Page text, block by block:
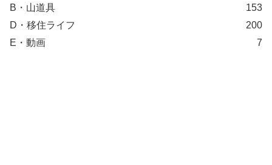
B・山道具
153
D・移住ライフ
200
E・動画
7